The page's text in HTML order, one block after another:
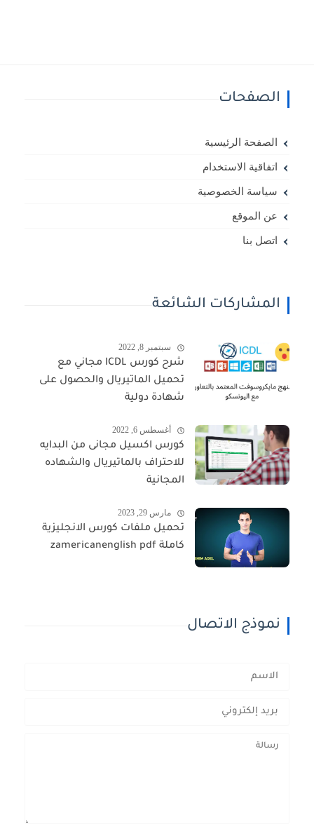
الصفحات
الصفحة الرئيسية
اتفاقية الاستخدام
سياسة الخصوصية
عن الموقع
اتصل بنا
المشاركات الشائعة
سبتمبر 8, 2022
شرح كورس ICDL مجاني مع
تحميل الماتيريال والحصول على
شهادة دولية
أغسطس 6, 2022
كورس اكسيل مجانى من البدايه
للاحتراف بالماتيريال والشهاده
المجانية
مارس 29, 2023
تحميل ملفات كورس الانجليزية
كاملة zamericanenglish pdf
نموذج الاتصال